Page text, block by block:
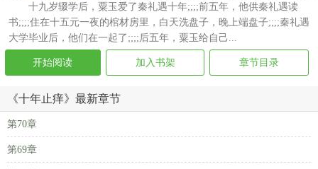
十九岁辍学后，粟玉爱了秦礼遇十年;;;;前五年，他供秦礼遇读
书;;;;住在十五元一夜的棺材房里，白天洗盘子，晚上端盘子;;;;秦礼遇
大学毕业后，他们在一起了;;;;后五年，粟玉给自己...
开始阅读 加入书架 章节目录
《十年止痒》最新章节
第70章
第69章